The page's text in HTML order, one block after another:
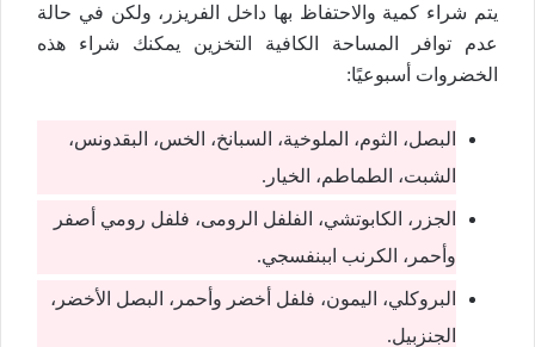
يتم شراء كمية والاحتفاظ بها داخل الفريزر، ولكن في حالة
عدم توافر المساحة الكافية التخزين يمكنك شراء هذه
الخضروات أسبوعيًا:
البصل، الثوم، الملوخية، السبانخ، الخس، البقدونس،
الشبت، الطماطم، الخيار.
الجزر، الكابوتشي، الفلفل الرومى، فلفل رومي أصفر
وأحمر، الكرنب اببنفسجي.
البروكلي، اليمون، فلفل أخضر وأحمر، البصل الأخضر،
الجنزبيل.